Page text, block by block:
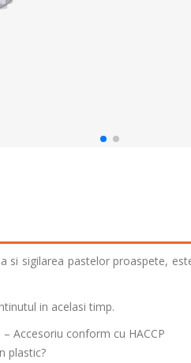
si sigilarea pastelor proaspete,
in acelasi timp.
Accesoriu conform cu HACCP
plastic?